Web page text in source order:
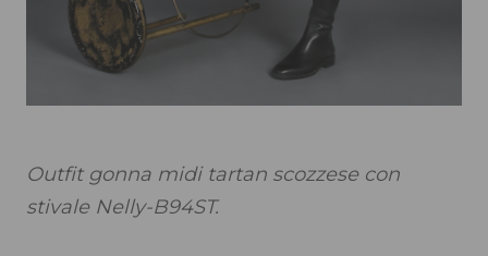
Outfit gonna midi tartan scozzese con
stivale Nelly-B94ST.